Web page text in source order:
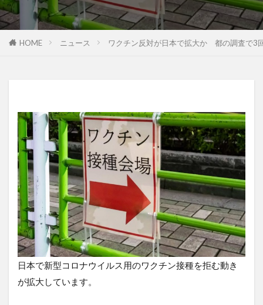
HOME ニュース ワクチン反対が日本で拡大か 都の調査で3
日本で新型コロナウイルス用のワクチン接種を拒む動き
が拡大しています。